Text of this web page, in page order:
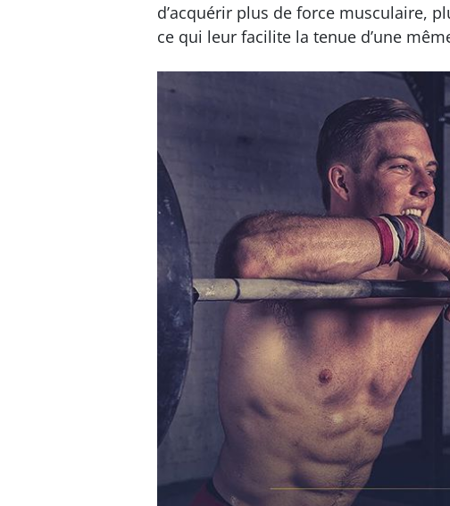
d’acquérir plus de force musculaire,
ce qui leur facilite la tenue d’une